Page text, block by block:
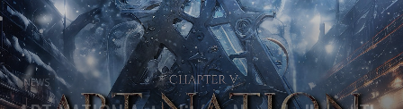
NEWS